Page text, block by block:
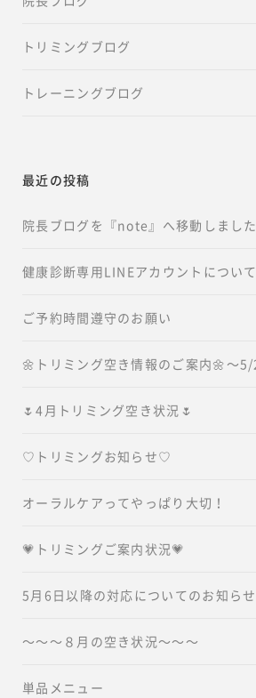
トリミングブログ
トレーニングブログ
最近の投稿
院長ブログを『note』へ移動しました
健康診断専用LINEアカウントについて
ご予約時間遵守のお願い
🌼トリミング空き情報のご案内🌼～
🌷4月トリミング空き状況🌷
♡トリミングお知らせ♡
オーラルケアってやっぱり大切！
💗トリミングご案内状況💗
5月6日以降の対応についてのお知らせ
～～～８月の空き状況～～～
単品メニュー